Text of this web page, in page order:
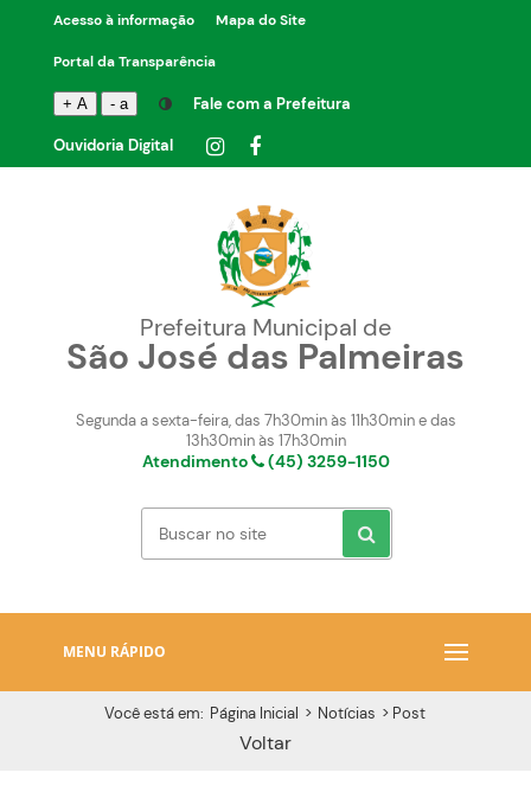
Acesso à informação Mapa do Site
Portal da Transparência
+ A - a Fale com a Prefeitura
Ouvidoria Digital
Prefeitura Municipal de
São José das Palmeiras
Segunda a sexta-feira, das 7h30min às 11h30min e das
13h30min às 17h30min
Atendimento (45) 3259-1150
MENU RÁPIDO
Você está em: Página Inicial > Notícias > Post
Voltar